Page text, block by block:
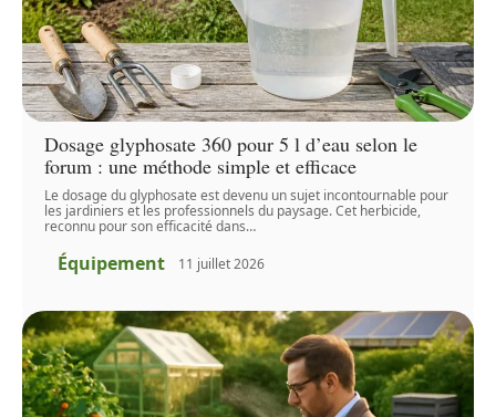
Dosage glyphosate 360 pour 5 l d’eau selon le
forum : une méthode simple et efficace
Le dosage du glyphosate est devenu un sujet incontournable pour
les jardiniers et les professionnels du paysage. Cet herbicide,
reconnu pour son efficacité dans…
Équipement 11 juillet 2026